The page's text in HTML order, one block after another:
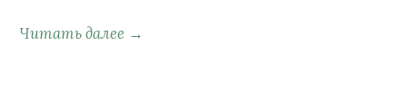
Читать далее →